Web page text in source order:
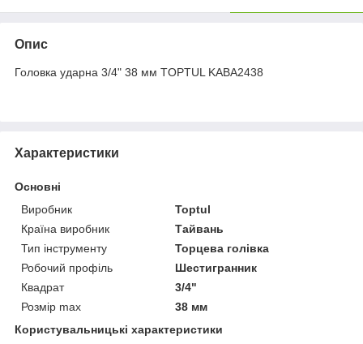
Опис
Головка ударна 3/4" 38 мм TOPTUL KABA2438
Характеристики
Основні
Виробник
Toptul
Країна виробник
Тайвань
Тип інструменту
Торцева голівка
Робочий профіль
Шестигранник
Квадрат
3/4"
Розмір max
38 мм
Користувальницькі характеристики